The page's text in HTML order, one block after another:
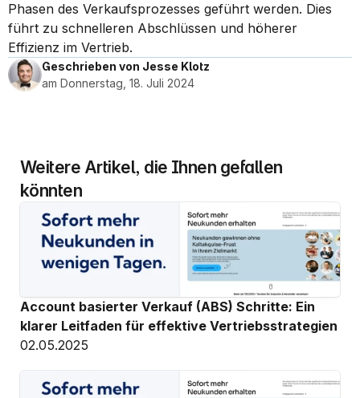
Phasen des Verkaufsprozesses geführt werden. Dies
führt zu schnelleren Abschlüssen und höherer
Effizienz im Vertrieb.
Geschrieben von Jesse Klotz
am Donnerstag, 18. Juli 2024
Weitere Artikel, die Ihnen gefallen
könnten
Account basierter Verkauf (ABS) Schritte: Ein
klarer Leitfaden für effektive Vertriebsstrategien
02.05.2025